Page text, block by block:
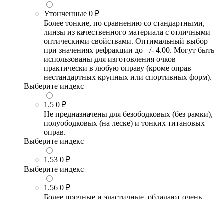
Утонченные 0 ₽
Более тонкие, по сравнению со стандартными,
линзы из качественного материала с отличными
оптическими свойствами. Оптимальный выбор
при значениях рефракции до +/- 4.00. Могут быть
использованы для изготовления очков
практически в любую оправу (кроме оправ
нестандартных крупных или спортивных форм).
Выберите индекс
1.5 0 ₽
Не предназначены для безободковых (без рамки),
полуободковых (на леске) и тонких титановых
оправ.
Выберите индекс
1.53 0 ₽
Выберите индекс
1.56 0 ₽